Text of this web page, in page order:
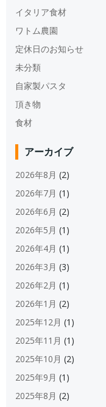
イタリア食材
ワトム農園
定休日のお知らせ
未分類
自家製パスタ
頂き物
食材
アーカイブ
2026年8月 (2)
2026年7月 (1)
2026年6月 (2)
2026年5月 (1)
2026年4月 (1)
2026年3月 (3)
2026年2月 (1)
2026年1月 (2)
2025年12月 (1)
2025年11月 (1)
2025年10月 (2)
2025年9月 (1)
2025年8月 (2)